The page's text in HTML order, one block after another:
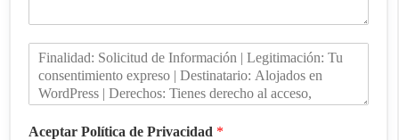
Aceptar Política de Privacidad *